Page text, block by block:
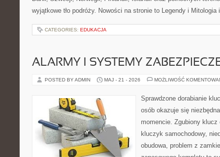
wyjątkowe tło podróży. Nowości na stronie to Legendy i
CATEGORIES: EDUKACJA
ALARMY I SYSTEMY
POSTED BY ADMIN MAJ - 21 - 2026 MOŻLIWOŚĆ
Sprawdzone dorabianie
osób okazuje się
momencie. Zgubiony
kluczyk samochodowy,
obudowa, problem z